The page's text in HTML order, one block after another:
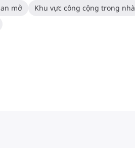
mở
Khu vực công cộng trong nhà